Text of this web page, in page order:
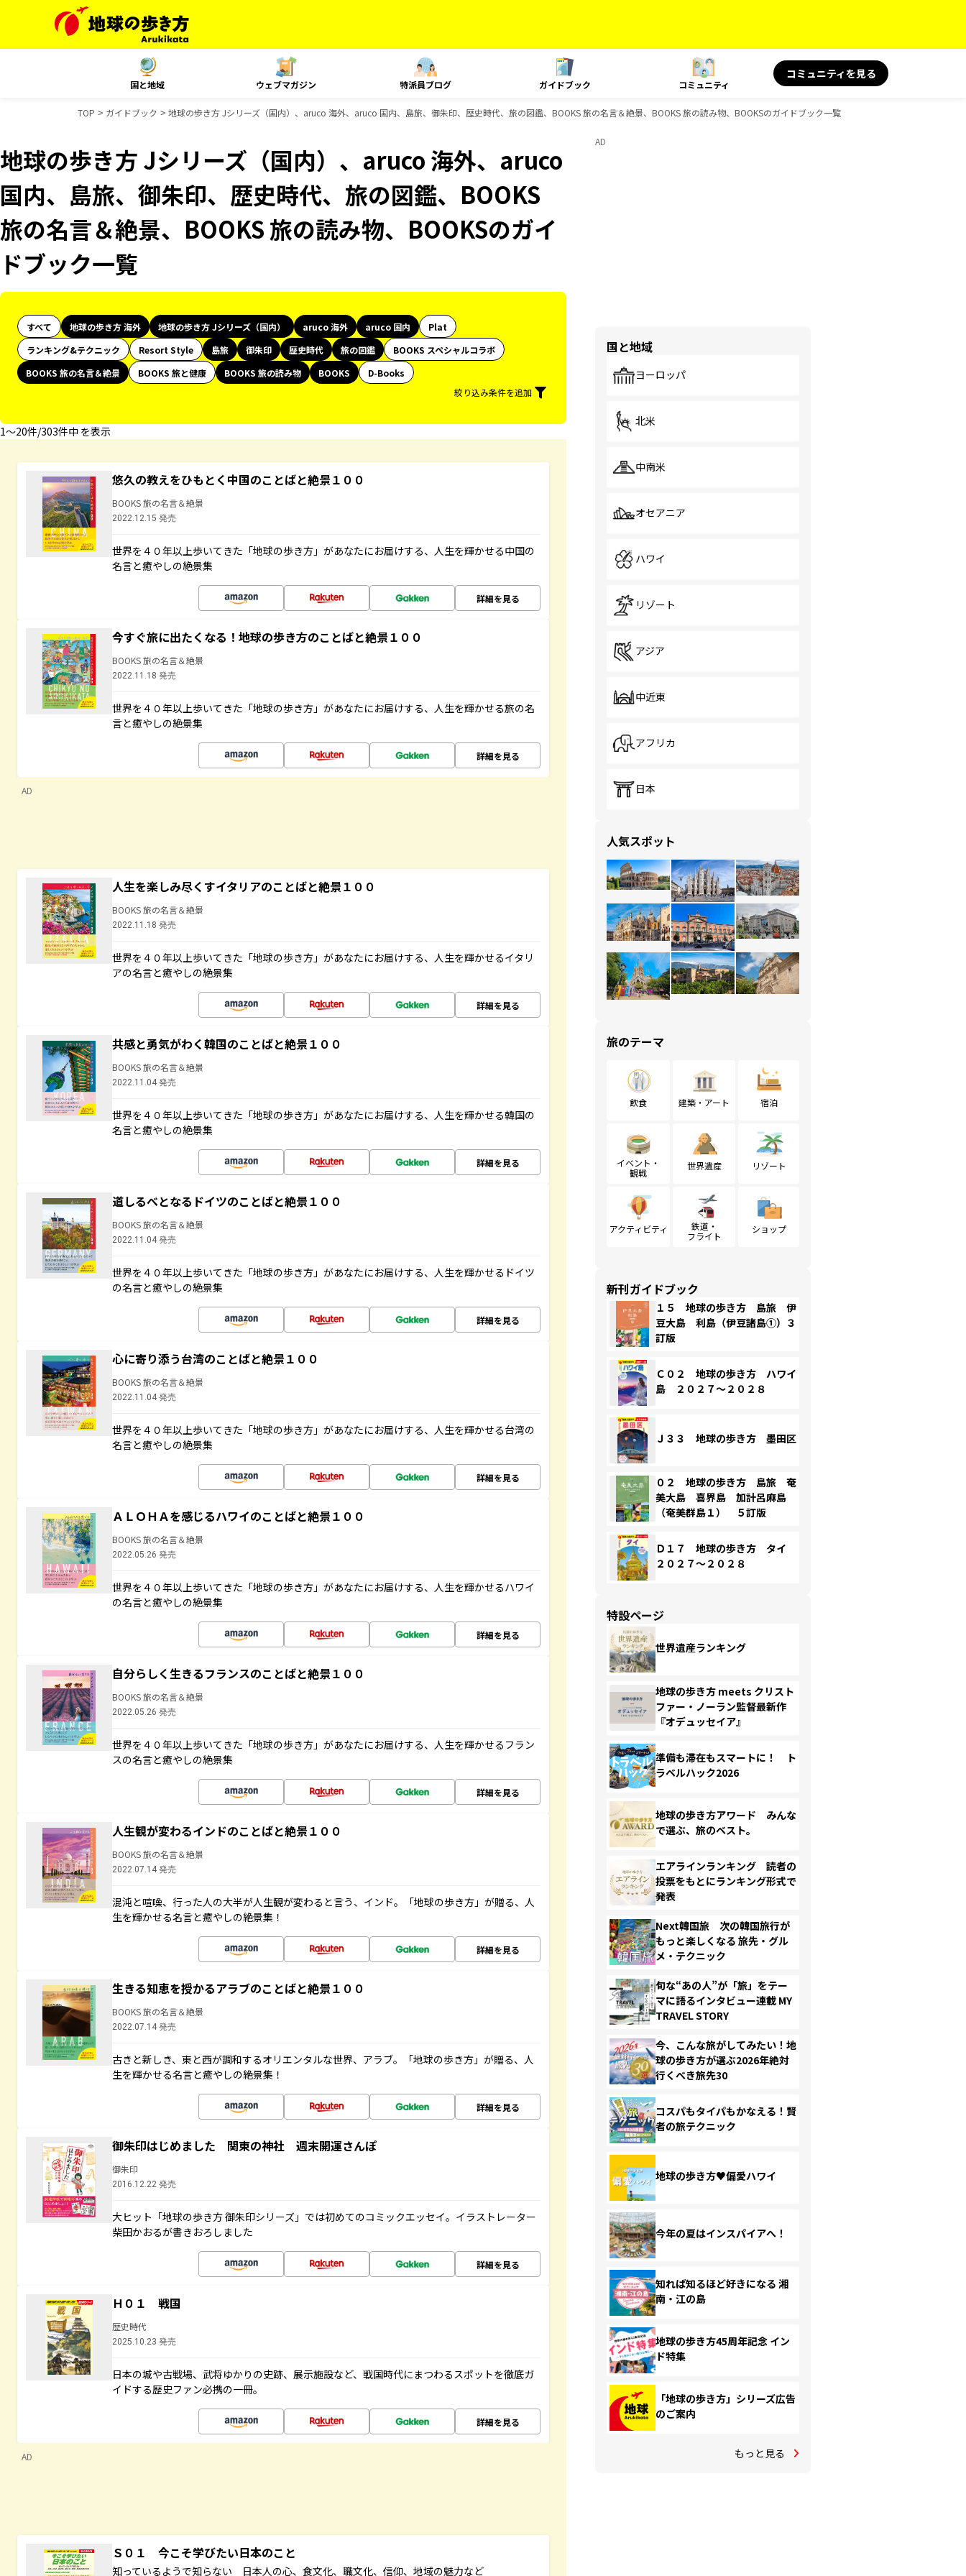
国と地域 ウェブマガジン 特派員ブログ ガイドブック コミュニティ
コミュニティを見る
TOP ガイドブック 地球の歩き方 Jシリーズ（国内）、aruco 海外、aruco 国内、島旅、御朱印、歴史時代、旅の図鑑、BOOKS 旅の名言＆絶景、BOOKS 旅の読み物、BOOKSのガイドブック一覧
地球の歩き方 Jシリーズ（国内）、aruco 海外、aruco
国内、島旅、御朱印、歴史時代、旅の図鑑、BOOKS
旅の名言＆絶景、BOOKS 旅の読み物、BOOKSのガイ
ドブック一覧
すべて 地球の歩き方 海外 地球の歩き方 Jシリーズ（国内） aruco 海外 aruco 国内
Plat
ランキング&テクニック
Resort Style 島旅 御朱印 歴史時代 旅の図鑑
BOOKS スペシャルコラボ
BOOKS 旅の名言＆絶景
BOOKS 旅と健康 BOOKS 旅の読み物 BOOKS
D-Books
絞り込み条件を追加
1〜20件/303件中 を表示
悠久の教えをひもとく中国のことばと絶景１００
BOOKS 旅の名言＆絶景
2022.12.15 発売
世界を４０年以上歩いてきた「地球の歩き方」があなたにお届けする、人生を輝かせる中国の
名言と癒やしの絶景集
詳細を見る
今すぐ旅に出たくなる！地球の歩き方のことばと絶景１００
BOOKS 旅の名言＆絶景
2022.11.18 発売
世界を４０年以上歩いてきた「地球の歩き方」があなたにお届けする、人生を輝かせる旅の名
言と癒やしの絶景集
詳細を見る
AD
人生を楽しみ尽くすイタリアのことばと絶景１００
BOOKS 旅の名言＆絶景
2022.11.18 発売
世界を４０年以上歩いてきた「地球の歩き方」があなたにお届けする、人生を輝かせるイタリ
アの名言と癒やしの絶景集
詳細を見る
共感と勇気がわく韓国のことばと絶景１００
BOOKS 旅の名言＆絶景
2022.11.04 発売
世界を４０年以上歩いてきた「地球の歩き方」があなたにお届けする、人生を輝かせる韓国の
名言と癒やしの絶景集
詳細を見る
道しるべとなるドイツのことばと絶景１００
BOOKS 旅の名言＆絶景
2022.11.04 発売
世界を４０年以上歩いてきた「地球の歩き方」があなたにお届けする、人生を輝かせるドイツ
の名言と癒やしの絶景集
詳細を見る
心に寄り添う台湾のことばと絶景１００
BOOKS 旅の名言＆絶景
2022.11.04 発売
世界を４０年以上歩いてきた「地球の歩き方」があなたにお届けする、人生を輝かせる台湾の
名言と癒やしの絶景集
詳細を見る
ＡＬＯＨＡを感じるハワイのことばと絶景１００
BOOKS 旅の名言＆絶景
2022.05.26 発売
世界を４０年以上歩いてきた「地球の歩き方」があなたにお届けする、人生を輝かせるハワイ
の名言と癒やしの絶景集
詳細を見る
自分らしく生きるフランスのことばと絶景１００
BOOKS 旅の名言＆絶景
2022.05.26 発売
世界を４０年以上歩いてきた「地球の歩き方」があなたにお届けする、人生を輝かせるフラン
スの名言と癒やしの絶景集
詳細を見る
人生観が変わるインドのことばと絶景１００
BOOKS 旅の名言＆絶景
2022.07.14 発売
混沌と喧噪、行った人の大半が人生観が変わると言う、インド。「地球の歩き方」が贈る、人
生を輝かせる名言と癒やしの絶景集！
詳細を見る
生きる知恵を授かるアラブのことばと絶景１００
BOOKS 旅の名言＆絶景
2022.07.14 発売
古きと新しき、東と西が調和するオリエンタルな世界、アラブ。「地球の歩き方」が贈る、人
生を輝かせる名言と癒やしの絶景集！
詳細を見る
御朱印はじめました 関東の神社 週末開運さんぽ
御朱印
2016.12.22 発売
大ヒット「地球の歩き方 御朱印シリーズ」では初めてのコミックエッセイ。イラストレーター
柴田かおるが書きおろしました
詳細を見る
Ｈ０１ 戦国
歴史時代
2025.10.23 発売
日本の城や古戦場、武将ゆかりの史跡、展示施設など、戦国時代にまつわるスポットを徹底ガ
イドする歴史ファン必携の一冊。
詳細を見る
AD
Ｓ０１ 今こそ学びたい日本のこと
知っているようで知らない 日本人の心、食文化、職文化、信仰、地域の魅力など
AD
国と地域
ヨーロッパ
北米
中南米
オセアニア
ハワイ
リゾート
アジア
中近東
アフリカ
日本
人気スポット
旅のテーマ
飲食 建築・アート 宿泊
イベント・
観戦
世界遺産 リゾート
アクティビティ
鉄道・
フライト
ショップ
新刊ガイドブック
１５ 地球の歩き方 島旅 伊
豆大島 利島（伊豆諸島①）３
訂版
Ｃ０２ 地球の歩き方 ハワイ
島 ２０２７～２０２８
Ｊ３３ 地球の歩き方 墨田区
０２ 地球の歩き方 島旅 奄
美大島 喜界島 加計呂麻島
（奄美群島１） ５訂版
Ｄ１７ 地球の歩き方 タイ
２０２７～２０２８
特設ページ
世界遺産ランキング
地球の歩き方 meets クリスト
ファー・ノーラン監督最新作
『オデュッセイア』
準備も滞在もスマートに！ ト
ラベルハック2026
地球の歩き方アワード みんな
で選ぶ、旅のベスト。
エアラインランキング 読者の
投票をもとにランキング形式で
発表
Next韓国旅 次の韓国旅行が
もっと楽しくなる 旅先・グル
メ・テクニック
旬な“あの人”が「旅」をテー
マに語るインタビュー連載 MY
TRAVEL STORY
今、こんな旅がしてみたい！地
球の歩き方が選ぶ2026年絶対
行くべき旅先30
コスパもタイパもかなえる！賢
者の旅テクニック
地球の歩き方♥偏愛ハワイ
今年の夏はインスパイアへ！
知れば知るほど好きになる 湘
南・江の島
地球の歩き方45周年記念 イン
ド特集
「地球の歩き方」シリーズ広告
のご案内
もっと見る